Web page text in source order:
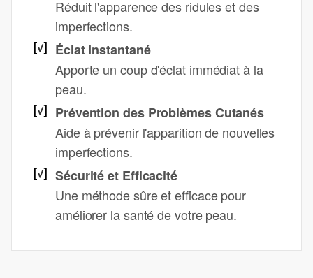
Réduit l'apparence des ridules et des
imperfections.
Éclat Instantané
Apporte un coup d'éclat immédiat à la
peau.
Prévention des Problèmes Cutanés
Aide à prévenir l'apparition de nouvelles
imperfections.
Sécurité et Efficacité
Une méthode sûre et efficace pour
améliorer la santé de votre peau.